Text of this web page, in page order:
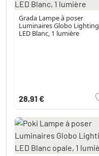
Grada Lampe à poser
Luminaires Globo Lighting
LED Blanc, 1 lumière
28,91 €